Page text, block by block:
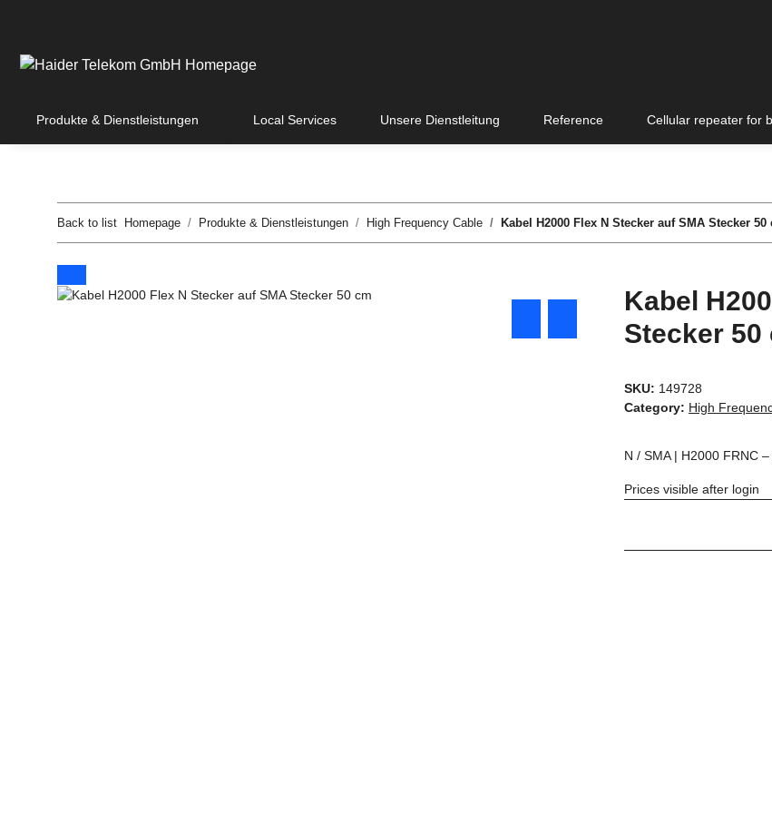
Produkte & Dienstleistungen Local Services Unsere Dienstleitung Reference Cellular repeater for
Back to list Homepage Produkte & Dienstleistungen High Frequency Cable Kabel H2000 Flex N Stecker auf SMA Stecker 50
Kabel
Stecker 50
SKU: 149728
Category: High
N / SMA | H2000 FRNC
Prices visible after login